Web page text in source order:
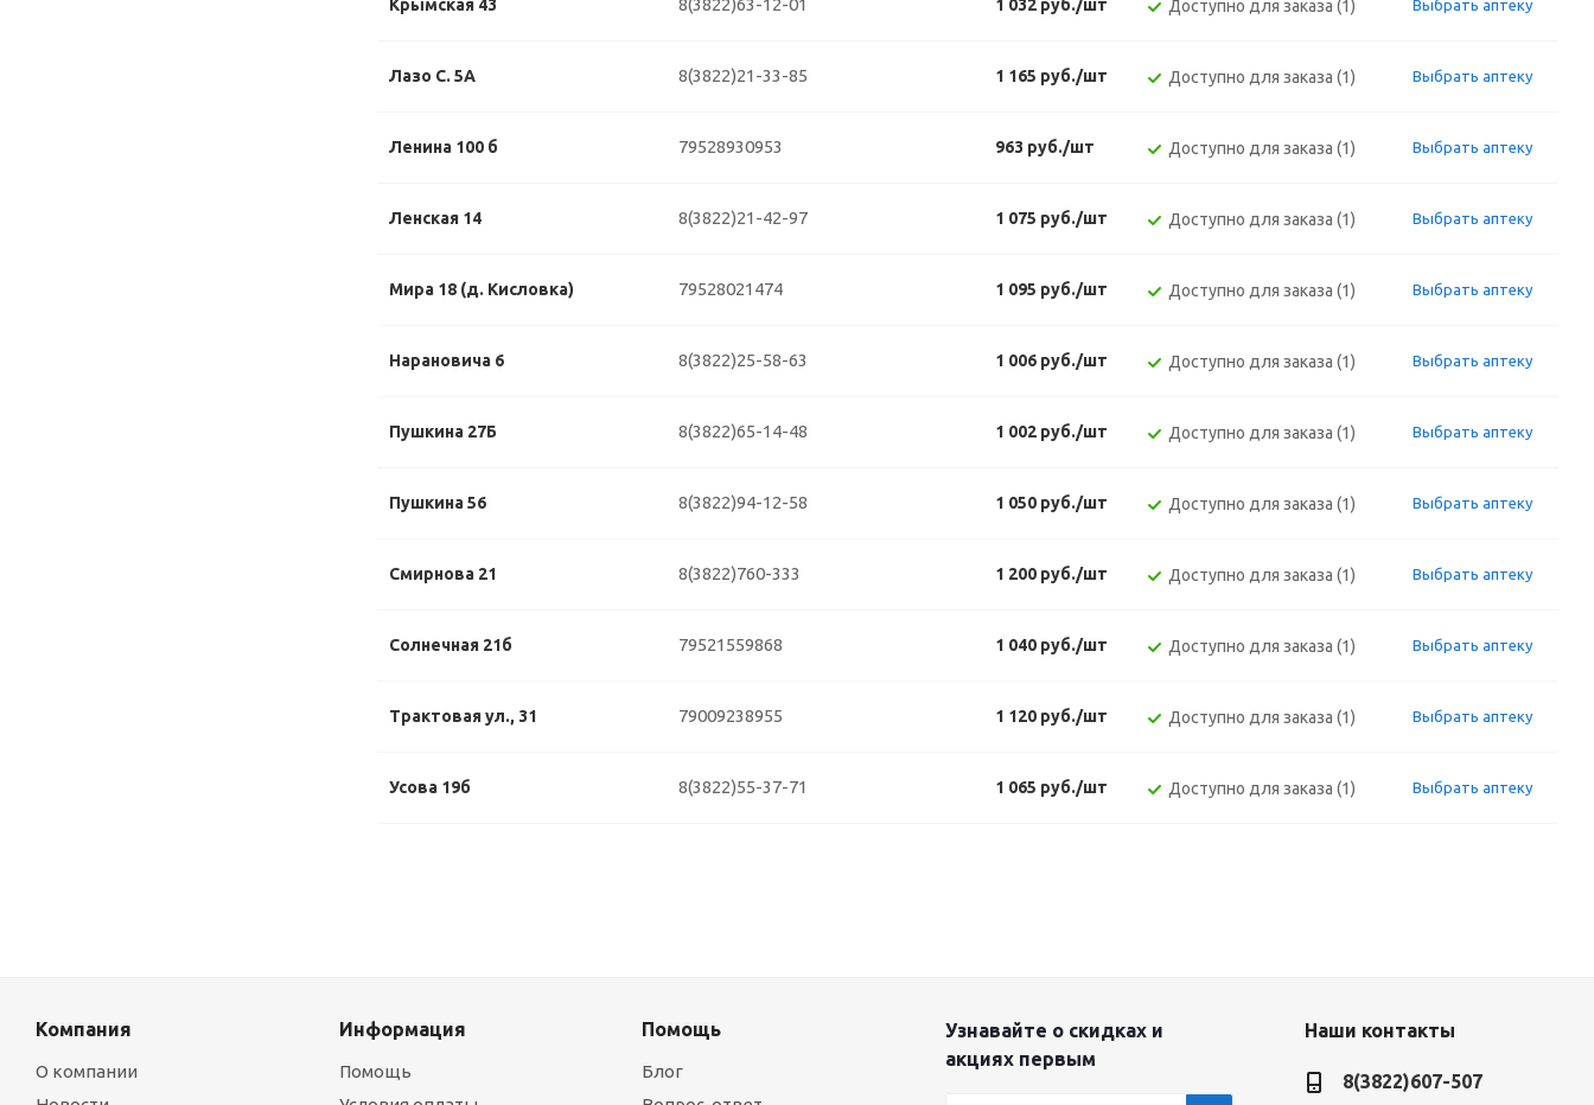
Крымская 43 8(3822)63-12-01 1 032 руб./шт Доступно для заказа (1) Выбрать аптеку
Лазо С. 5А 8(3822)21-33-85 1 165 руб./шт Доступно для заказа (1) Выбрать аптеку
Ленина 100 б 79528930953 963 руб./шт Доступно для заказа (1) Выбрать аптеку
Ленская 14 8(3822)21-42-97 1 075 руб./шт Доступно для заказа (1) Выбрать аптеку
Мира 18 (д. Кисловка) 79528021474 1 095 руб./шт Доступно для заказа (1) Выбрать аптеку
Нарановича 6 8(3822)25-58-63 1 006 руб./шт Доступно для заказа (1) Выбрать аптеку
Пушкина 27Б 8(3822)65-14-48 1 002 руб./шт Доступно для заказа (1) Выбрать аптеку
Пушкина 56 8(3822)94-12-58 1 050 руб./шт Доступно для заказа (1) Выбрать аптеку
Смирнова 21 8(3822)760-333 1 200 руб./шт Доступно для заказа (1) Выбрать аптеку
Солнечная 21б 79521559868 1 040 руб./шт Доступно для заказа (1) Выбрать аптеку
Трактовая ул., 31 79009238955 1 120 руб./шт Доступно для заказа (1) Выбрать аптеку
Усова 19б 8(3822)55-37-71 1 065 руб./шт Доступно для заказа (1) Выбрать аптеку
Компания
О компании
Информация
Помощь
Помощь
Блог
Узнавайте о скидках и
акциях первым
Наши контакты
8(3822)607-507